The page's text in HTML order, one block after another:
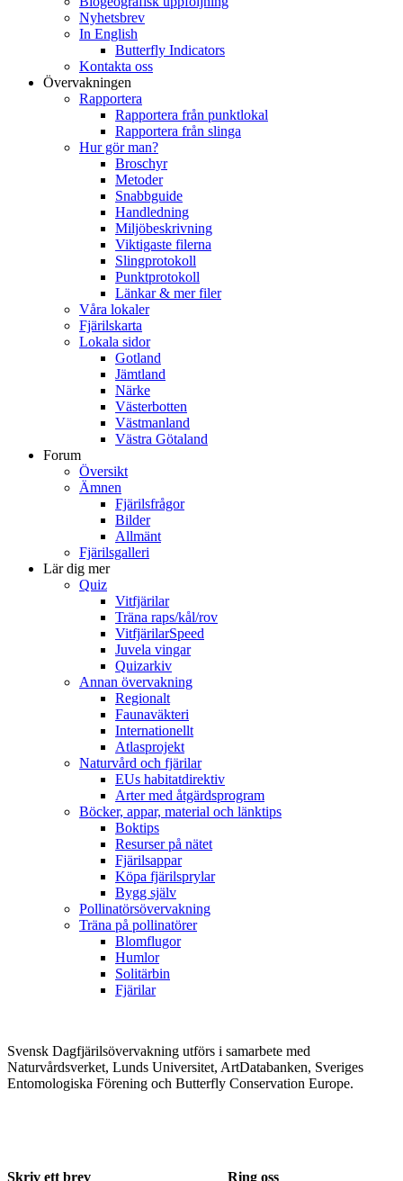
Nyhetsbrev
In English
Butterfly Indicators
Kontakta oss
Övervakningen
Rapportera
Rapportera från punktlokal
Rapportera från slinga
Hur gör man?
Broschyr
Metoder
Snabbguide
Handledning
Miljöbeskrivning
Viktigaste filerna
Slingprotokoll
Punktprotokoll
Länkar & mer filer
Våra lokaler
Fjärilskarta
Lokala sidor
Gotland
Jämtland
Närke
Västerbotten
Västmanland
Västra Götaland
Forum
Översikt
Ämnen
Fjärilsfrågor
Bilder
Allmänt
Fjärilsgalleri
Lär dig mer
Quiz
Vitfjärilar
Träna raps/kål/rov
VitfjärilarSpeed
Juvela vingar
Quizarkiv
Annan övervakning
Regionalt
Faunaväkteri
Internationellt
Atlasprojekt
Naturvård och fjärilar
EUs habitatdirektiv
Arter med åtgärdsprogram
Böcker, appar, material och länktips
Boktips
Resurser på nätet
Fjärilsappar
Köpa fjärilsprylar
Bygg själv
Pollinatörsövervakning
Träna på pollinatörer
Blomflugor
Humlor
Solitärbin
Fjärilar
Svensk Dagfjärilsövervakning utförs i samarbete med
Naturvårdsverket, Lunds Universitet, ArtDatabanken, Sveriges
Entomologiska Förening och Butterfly Conservation Europe.
Skriv ett brev Ring oss